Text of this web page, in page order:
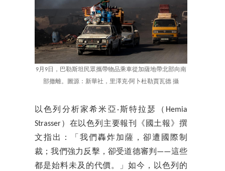
9月9日，巴勒斯坦民眾攜帶物品乘車從加薩地帶北部向南
部撤離。圖源：新華社，里澤克·阿卜杜勒賈瓦德 攝
以色列分析家希米亞·斯特拉瑟（Hemia
Strasser）在以色列主要報刊《國土報》撰
文指出：「我們轟炸加薩，卻遭國際制
裁；我們強力反擊，卻受道德審判——這些
都是始料未及的代價。」如今，以色列的